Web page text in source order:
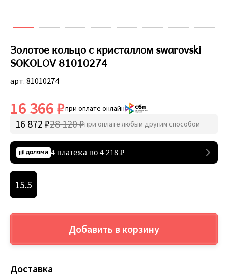
Золотое кольцо с кристаллом swarovski
SOKOLOV 81010274
арт. 81010274
16 366 ₽при оплате онлайн
16 872 ₽28 120 ₽при оплате любым другим способом
4 платежа по 4 218 ₽
15.5
Добавить в корзину
Доставка